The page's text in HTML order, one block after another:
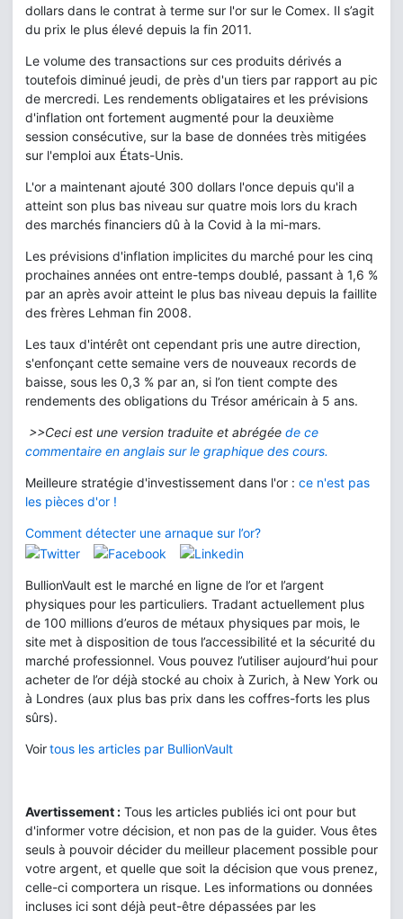
dollars dans le contrat à terme sur l'or sur le Comex. Il s’agit
du prix le plus élevé depuis la fin 2011.
Le volume des transactions sur ces produits dérivés a
toutefois diminué jeudi, de près d'un tiers par rapport au pic
de mercredi. Les rendements obligataires et les prévisions
d'inflation ont fortement augmenté pour la deuxième
session consécutive, sur la base de données très mitigées
sur l'emploi aux États-Unis.
L'or a maintenant ajouté 300 dollars l'once depuis qu'il a
atteint son plus bas niveau sur quatre mois lors du krach
des marchés financiers dû à la Covid à la mi-mars.
Les prévisions d'inflation implicites du marché pour les cinq
prochaines années ont entre-temps doublé, passant à 1,6 %
par an après avoir atteint le plus bas niveau depuis la faillite
des frères Lehman fin 2008.
Les taux d'intérêt ont cependant pris une autre direction,
s'enfonçant cette semaine vers de nouveaux records de
baisse, sous les 0,3 % par an, si l’on tient compte des
rendements des obligations du Trésor américain à 5 ans.
>>Ceci est une version traduite et abrégée de ce
commentaire en anglais sur le graphique des cours.
Meilleure stratégie d'investissement dans l'or : ce n'est pas
les pièces d'or !
Comment détecter une arnaque sur l’or?
BullionVault est le marché en ligne de l’or et l’argent
physiques pour les particuliers. Tradant actuellement plus
de 100 millions d’euros de métaux physiques par mois, le
site met à disposition de tous l’accessibilité et la sécurité du
marché professionnel. Vous pouvez l’utiliser aujourd’hui pour
acheter de l’or déjà stocké au choix à Zurich, à New York ou
à Londres (aux plus bas prix dans les coffres-forts les plus
sûrs).
Voirtous les articles par BullionVault
Avertissement : Tous les articles publiés ici ont pour but
d'informer votre décision, et non pas de la guider. Vous êtes
seuls à pouvoir décider du meilleur placement possible pour
votre argent, et quelle que soit la décision que vous prenez,
celle-ci comportera un risque. Les informations ou données
incluses ici sont déjà peut-être dépassées par les